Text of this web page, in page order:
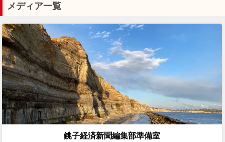
メディア一覧
銚子経済新聞編集部準備室